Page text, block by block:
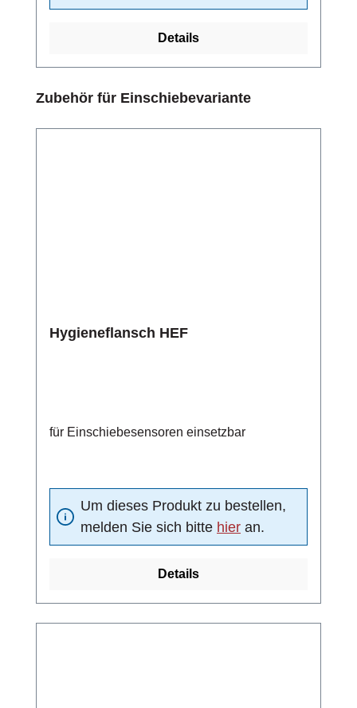
Details
Produktgalerie überspringen
Zubehör für Einschiebevariante
Hygieneflansch HEF
für Einschiebesensoren einsetzbar
Um dieses Produkt zu bestellen,
melden Sie sich bitte hier an.
Details